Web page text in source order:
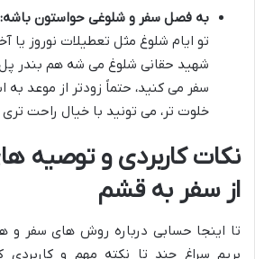
به فصل سفر و شلوغی حواستون باشه:
تو ایام شلوغ مثل تعطیلات نوروز یا
شهید حقانی شلوغ می شه هم بندر
سفر می کنید، حتماً زودتر از موعد به
خلوت تر، می تونید با خیال راحت تری
نکات کاربردی و توصیه
از سفر به قشم
تا اینجا حسابی درباره روش های سفر و
بریم سراغ چند تا نکته مهم و کاربردی